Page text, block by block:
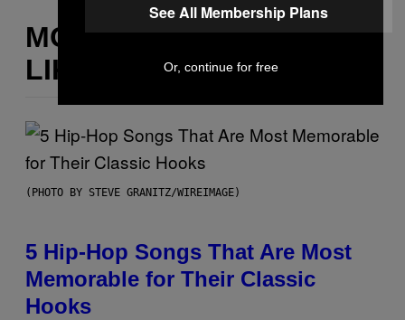
MORE
LIKE THIS
(PHOTO BY STEVE GRANITZ/WIREIMAGE)
5 Hip-Hop Songs That Are Most
Memorable for Their Classic
Hooks
See All Membership Plans
Or, continue for free